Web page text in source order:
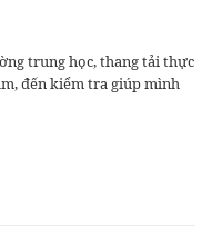
trung học, thang tải thực
đến kiểm tra giúp mình